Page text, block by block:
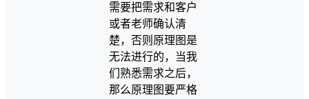
需要把需求和客户
或者老师确认清
楚，否则原理图是
无法进行的，当我
们熟悉需求之后，
那么原理图要严格